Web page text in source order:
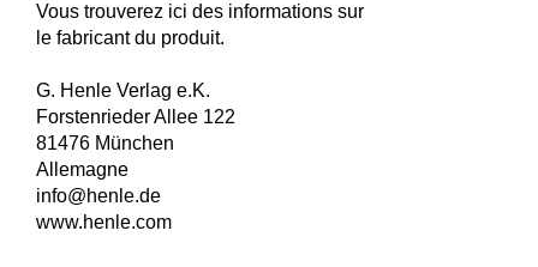
Vous trouverez ici des informations sur
le fabricant du produit.
G. Henle Verlag e.K.
Forstenrieder Allee 122
81476 München
Allemagne
info@henle.de
www.henle.com